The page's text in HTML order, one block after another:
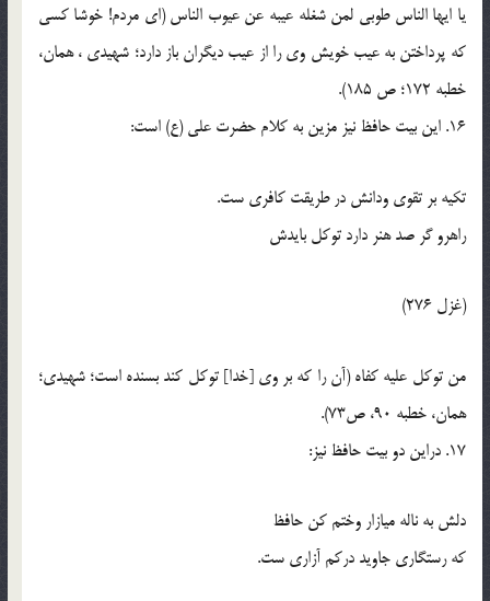
يا ايها الناس طوبي لمن شغله عيبه عن عيوب الناس (اي مردم! خوشا کسي
که پرداختن به عيب خويش وي را از عيب ديگران باز دارد؛ شهيدي ، همان،
خطبه 172؛ ص 185).
16. اين بيت حافظ نيز مزين به کلام حضرت علي (ع) است:
تکيه بر تقوي ودانش در طريقت کافري ست.
راهرو گر صد هنر دارد توکل بايدش
(غزل 276)
من توکل عليه کفاه (آن را که بر وي [خدا] توکل کند بسنده است؛ شهيدي؛
همان، خطبه 90، ص73).
17. دراين دو بيت حافظ نيز:
دلش به ناله ميازار وختم کن حافظ
که رستگاري جاويد درکم آزاري ست.